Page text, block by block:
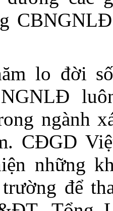
lo đời
ngành
CĐGD
những
để